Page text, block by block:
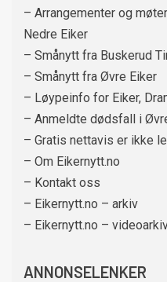
– Arrangementer og
Nedre Eiker
– Smånytt fra Buskerud
– Smånytt fra Øvre Eiker
– Løypeinfo for Eiker,
– Anmeldte dødsfall i
– Gratis nettavis er ikke
– Om Eikernytt.no
– Kontakt oss
– Eikernytt.no – arkiv
– Eikernytt.no –
ANNONSELENKER